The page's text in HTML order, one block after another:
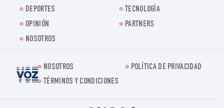
DEPORTES
TECNOLOGÍA
OPINIÓN
PARTNERS
NOSOTROS
Voz.us
NOSOTROS
POLÍTICA DE PRIVACIDAD
TÉRMINOS Y CONDICIONES